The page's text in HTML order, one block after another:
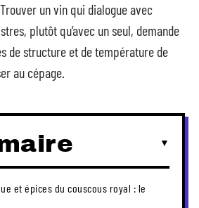
un vin qui dialogue avec
plutôt qu’avec un seul, demande
de structure et de température de
au cépage.
et épices du couscous royal : le